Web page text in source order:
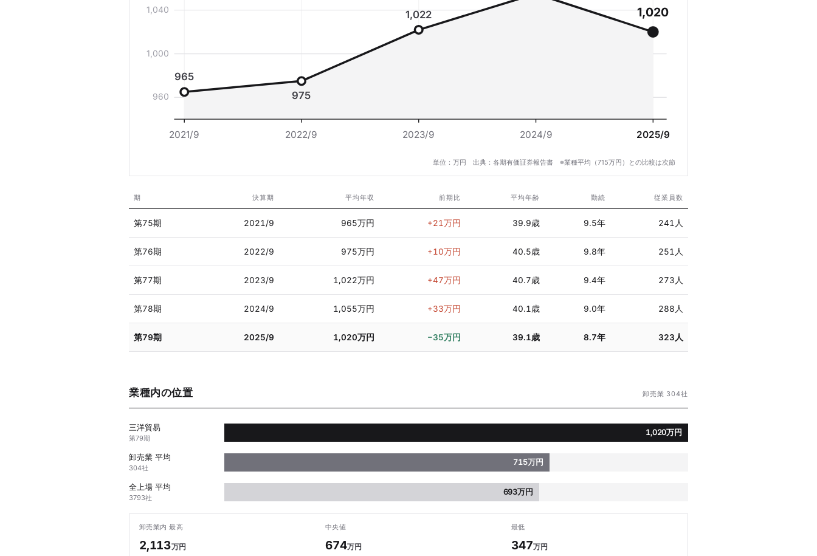
1,040
1,000
960
965
975
1,022 1,020
2021/9 2022/9 2023/9 2024/9 2025/9
単位：万円 出典：各期有価証券報告書 ※業種平均（715万円）との比較は次節
期 決算期 平均年収 前期比 平均年齢 勤続 従業員数
第75期 2021/9 965万円 +21万円 39.9歳 9.5年 241人
第76期 2022/9 975万円 +10万円 40.5歳 9.8年 251人
第77期 2023/9 1,022万円 +47万円 40.7歳 9.4年 273人
第78期 2024/9 1,055万円 +33万円 40.1歳 9.0年 288人
第79期 2025/9 1,020万円 −35万円 39.1歳 8.7年 323人
業種内の位置 卸売業 304社
三洋貿易
第79期
1,020万円
卸売業 平均
304社
715万円
全上場 平均
3793社
693万円
卸売業内 最高
2,113万円
中央値
674万円
最低
347万円